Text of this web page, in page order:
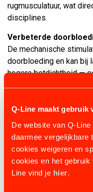
Q-Line maakt gebruik
De website van Q-
daarmee vergelijkbare
cookies weigeren en
cookies en het
Line vind je hier.
rugmusculatuur, wat
disciplines.
Verbeterde
De mechanische
doorbloeding en kan bij
hogere botdichtheid —
Na intensieve training
afvalstoffen sneller af
doorbloeding en
het een manier om
gewrichtsbelasting.